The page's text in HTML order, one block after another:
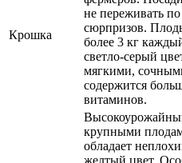
Крошка
не переживать
сюрпризов.
более 3 кг
светло-серый
мягкими,
содержится
витаминов.
крупными
обладает